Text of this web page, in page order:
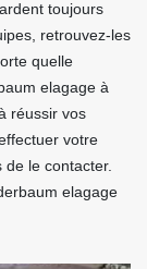
toujours
retrouvez-les
quelle
elagage à
réussir vos
votre
de le contacter.
elagage